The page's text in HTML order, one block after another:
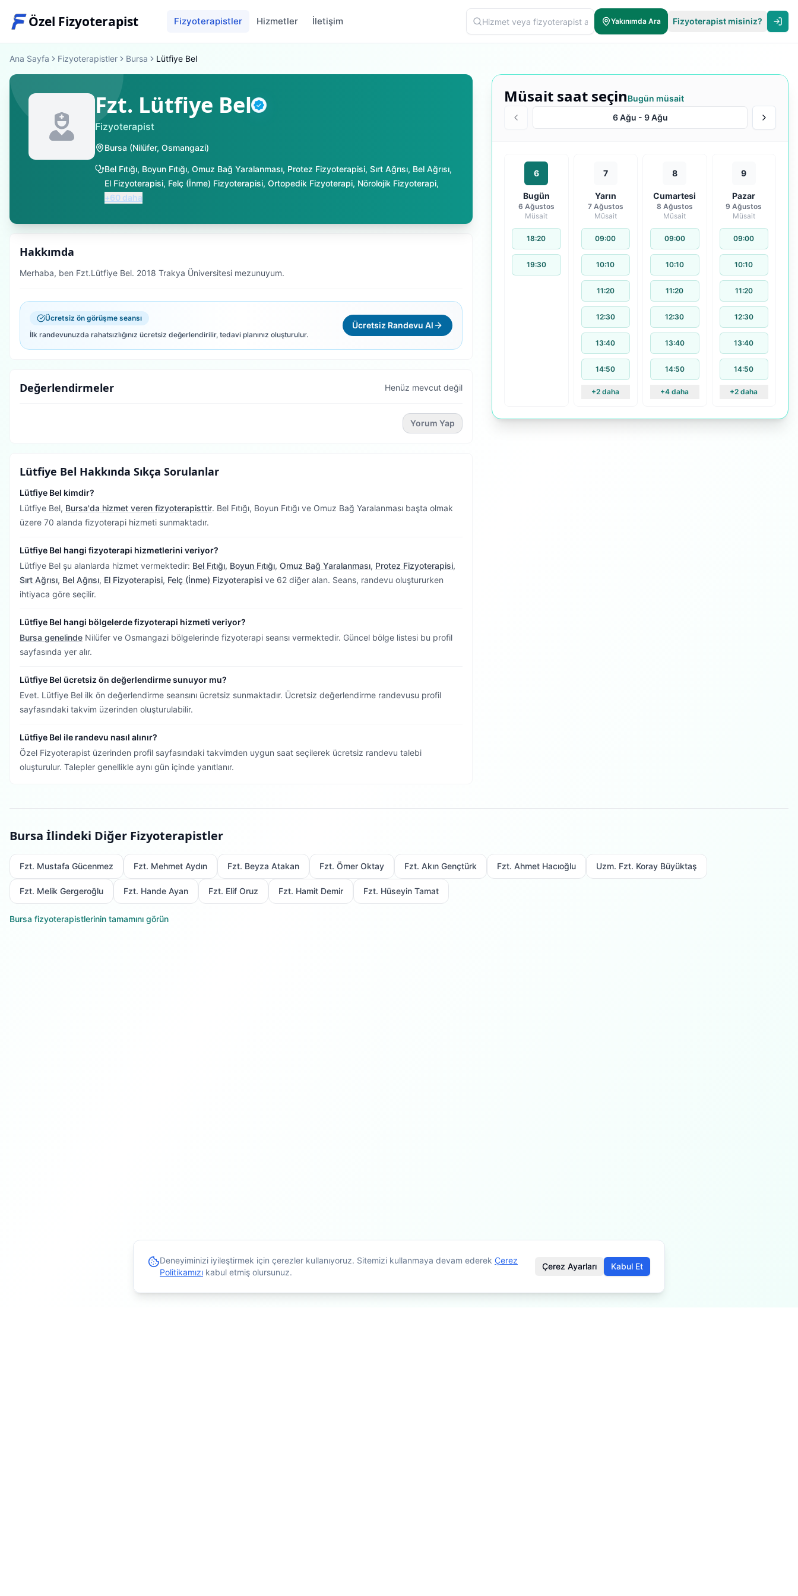
Özel Fizyoterapist Fizyoterapistler Hizmetler İletişim Yakınımda Ara Fizyoterapist misiniz?
Ana Sayfa Fizyoterapistler Bursa Lütfiye Bel
Fzt. Lütfiye Bel Doğrulanmış
Fizyoterapist
Bursa (Nilüfer, Osmangazi)
Bel Fıtığı, Boyun Fıtığı, Omuz Bağ Yaralanması, Protez Fizyoterapisi, Sırt Ağrısı, Bel Ağrısı,
El Fizyoterapisi, Felç (İnme) Fizyoterapisi, Ortopedik Fizyoterapi, Nörolojik Fizyoterapi,
+60 daha
Hakkımda
Merhaba, ben Fzt.Lütfiye Bel. 2018 Trakya Üniversitesi mezunuyum.
Ücretsiz ön görüşme seansı
İlk randevunuzda rahatsızlığınız ücretsiz değerlendirilir, tedavi planınız oluşturulur.
Ücretsiz Randevu Al
Değerlendirmeler Henüz mevcut değil
Yorum Yap
Lütfiye Bel Hakkında Sıkça Sorulanlar
Lütfiye Bel kimdir?
Lütfiye Bel, Bursa'da hizmet veren fizyoterapisttir. Bel Fıtığı, Boyun Fıtığı ve Omuz Bağ Yaralanması başta olmak
üzere 70 alanda fizyoterapi hizmeti sunmaktadır.
Lütfiye Bel hangi fizyoterapi hizmetlerini veriyor?
Lütfiye Bel şu alanlarda hizmet vermektedir: Bel Fıtığı, Boyun Fıtığı, Omuz Bağ Yaralanması, Protez Fizyoterapisi,
Sırt Ağrısı, Bel Ağrısı, El Fizyoterapisi, Felç (İnme) Fizyoterapisi ve 62 diğer alan. Seans, randevu oluştururken
ihtiyaca göre seçilir.
Lütfiye Bel hangi bölgelerde fizyoterapi hizmeti veriyor?
Bursa genelinde Nilüfer ve Osmangazi bölgelerinde fizyoterapi seansı vermektedir. Güncel bölge listesi bu profil
sayfasında yer alır.
Lütfiye Bel ücretsiz ön değerlendirme sunuyor mu?
Evet. Lütfiye Bel ilk ön değerlendirme seansını ücretsiz sunmaktadır. Ücretsiz değerlendirme randevusu profil
sayfasındaki takvim üzerinden oluşturulabilir.
Lütfiye Bel ile randevu nasıl alınır?
Özel Fizyoterapist üzerinden profil sayfasındaki takvimden uygun saat seçilerek ücretsiz randevu talebi
oluşturulur. Talepler genellikle aynı gün içinde yanıtlanır.
Müsait saat seçinBugün müsait
6 Ağu - 9 Ağu
6
Bugün
6 Ağustos
Müsait
18:20
19:30
7
Yarın
7 Ağustos
Müsait
09:00
10:10
11:20
12:30
13:40
14:50
+2 daha
8
Cumartesi
8 Ağustos
Müsait
09:00
10:10
11:20
12:30
13:40
14:50
+4 daha
9
Pazar
9 Ağustos
Müsait
09:00
10:10
11:20
12:30
13:40
14:50
+2 daha
Bursa İlindeki Diğer Fizyoterapistler
Fzt. Mustafa Gücenmez Fzt. Mehmet Aydın Fzt. Beyza Atakan Fzt. Ömer Oktay Fzt. Akın Gençtürk Fzt. Ahmet Hacıoğlu Uzm. Fzt. Koray Büyüktaş
Fzt. Melik Gergeroğlu Fzt. Hande Ayan Fzt. Elif Oruz Fzt. Hamit Demir Fzt. Hüseyin Tamat
Bursa fizyoterapistlerinin tamamını görün
Deneyiminizi iyileştirmek için çerezler kullanıyoruz. Sitemizi kullanmaya devam ederek Çerez
Politikamızı kabul etmiş olursunuz.
Çerez Ayarları Kabul Et